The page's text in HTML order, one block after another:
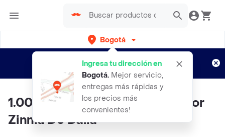
Bogotá
Ingresa tu dirección en
Bogotá. Mejor servicio,
entregas más rápidas y
los precios más
convenientes!
envíos gratis por semanas
Aplican TyC
1.000 Semillas Orgánicas De Flor
Zinnia De Dalia